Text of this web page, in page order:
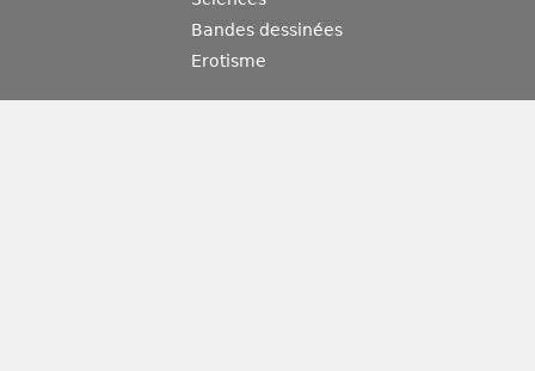
Bandes dessinées
Erotisme